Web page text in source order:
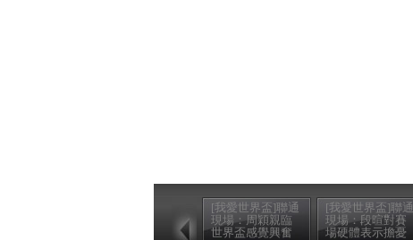
[我愛世界盃]聯通
現場：周穎親臨
世界盃感覺興奮
[我愛世界盃]聯通
現場：段暄對賽
場硬體表示擔憂